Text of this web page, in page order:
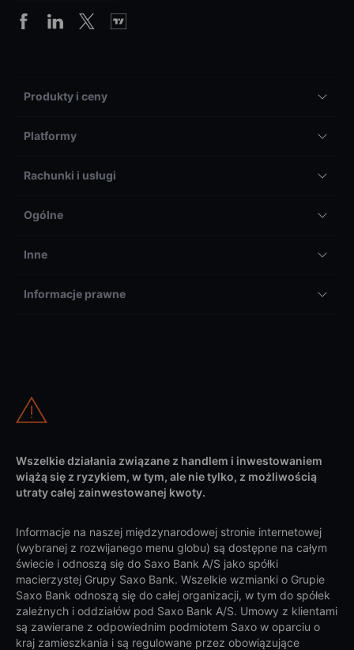
Produkty i ceny
Platformy
Rachunki i usługi
Ogólne
Inne
Informacje prawne
Wszelkie działania związane z handlem i inwestowaniem
wiążą się z ryzykiem, w tym, ale nie tylko, z możliwością
utraty całej zainwestowanej kwoty.
Informacje na naszej międzynarodowej stronie internetowej
(wybranej z rozwijanego menu globu) są dostępne na całym
świecie i odnoszą się do Saxo Bank A/S jako spółki
macierzystej Grupy Saxo Bank. Wszelkie wzmianki o Grupie
Saxo Bank odnoszą się do całej organizacji, w tym do spółek
zależnych i oddziałów pod Saxo Bank A/S. Umowy z klientami
są zawierane z odpowiednim podmiotem Saxo w oparciu o
kraj zamieszkania i są regulowane przez obowiązujące